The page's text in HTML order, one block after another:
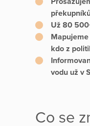
Už 80
kdo z
vodu už v
Co se